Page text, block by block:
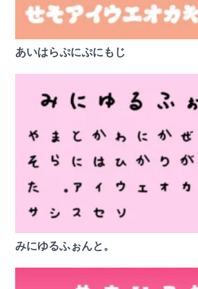
あいはらぷにぷにもじ
みにゆるふぉんと。